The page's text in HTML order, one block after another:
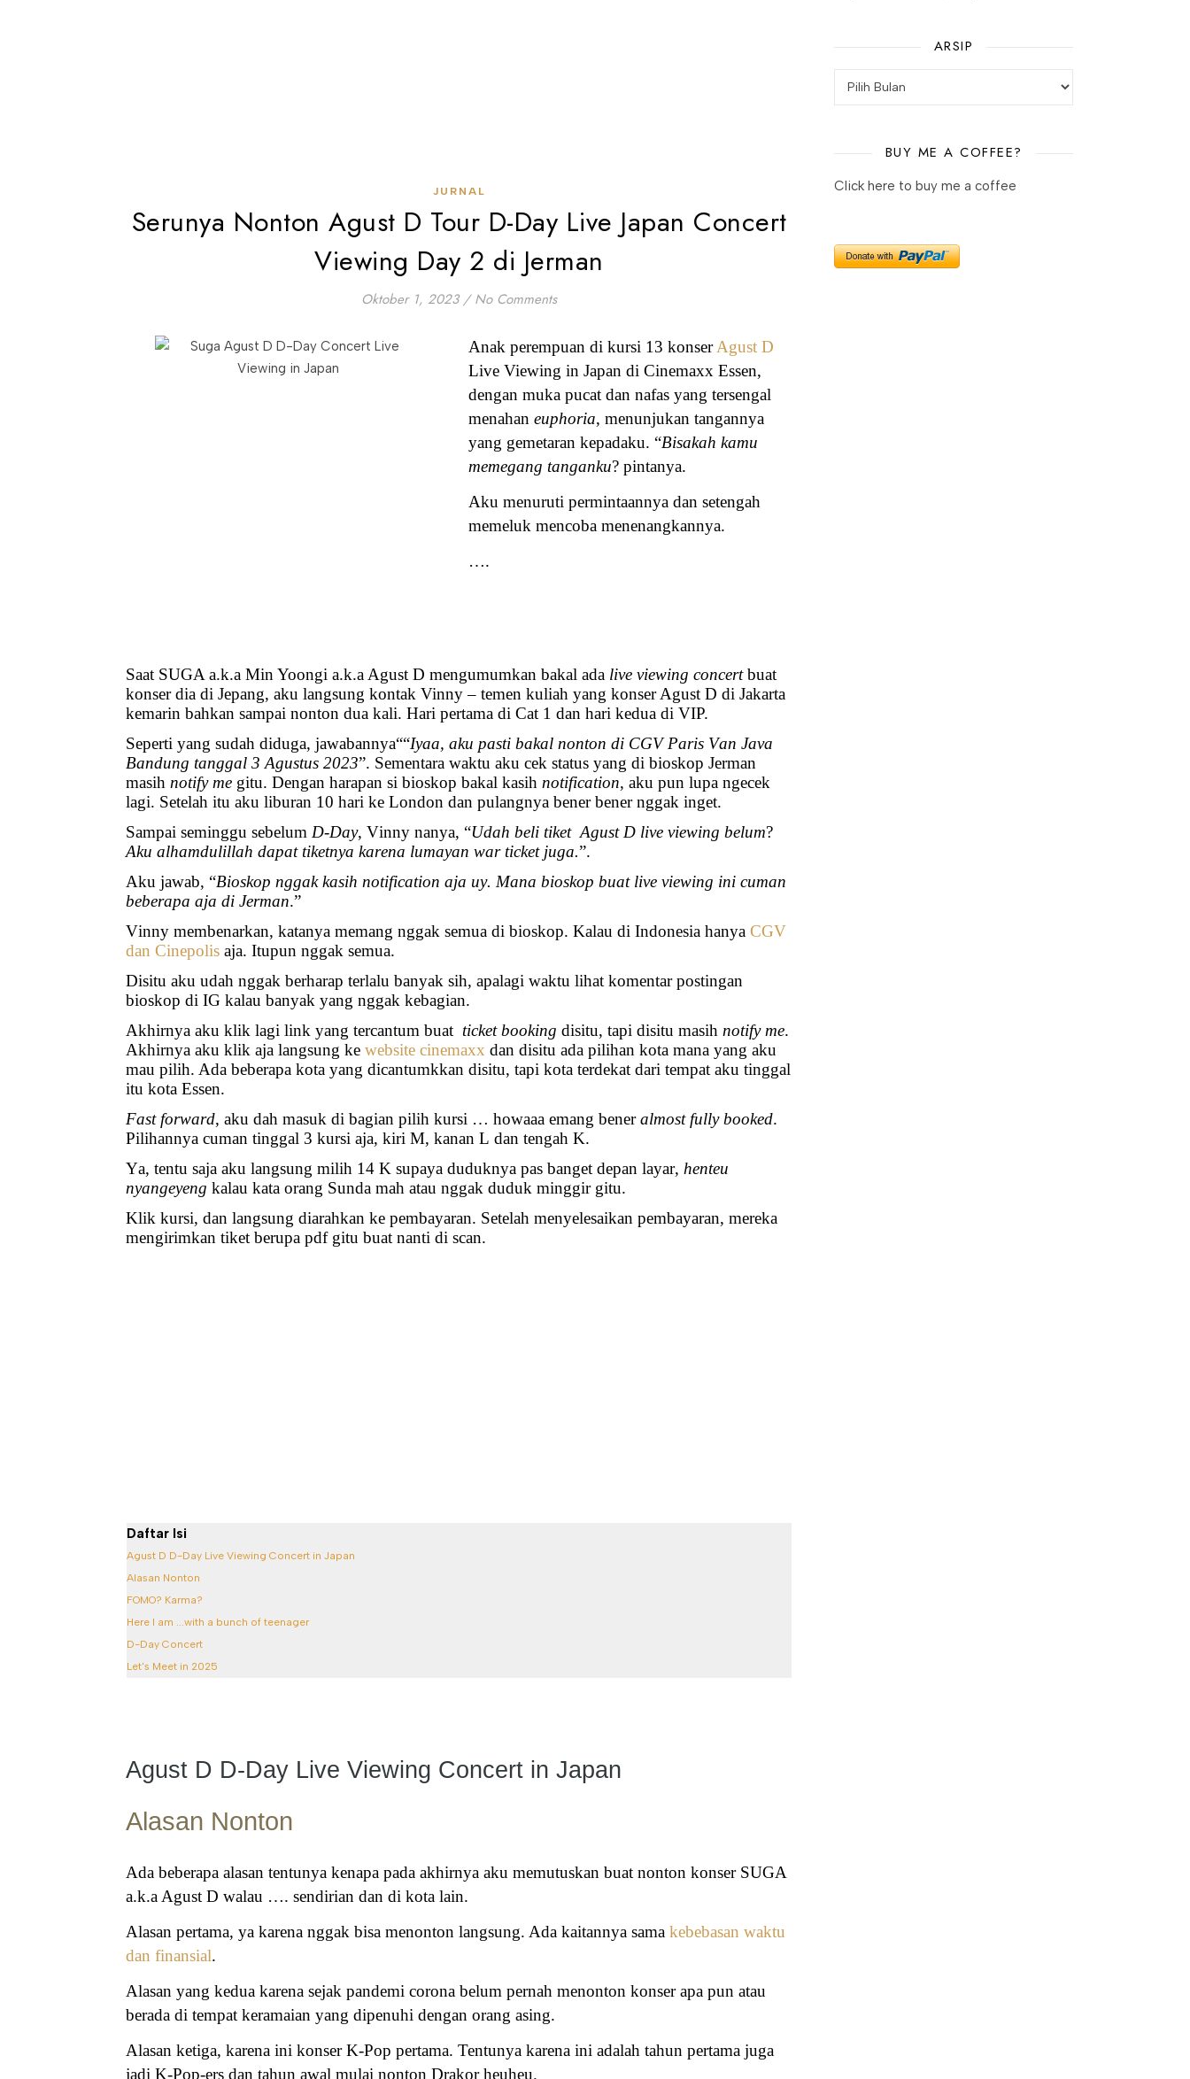
JURNAL
Serunya Nonton Agust D Tour D-Day Live Japan Concert
Viewing Day 2 di Jerman
Oktober 1, 2023 / No Comments
Anak perempuan di kursi 13 konserAgust D
Live Viewing in Japan di Cinemaxx Essen,
dengan muka pucat dan nafas yang tersengal
menahan euphoria, menunjukan tangannya
yang gemetaran kepadaku. “Bisakah kamu
memegang tanganku? pintanya.
Aku menuruti permintaannya dan setengah
memeluk mencoba menenangkannya.
….
Saat SUGA a.k.a Min Yoongi a.k.a Agust D mengumumkan bakal ada live viewing concertbuat
konser dia di Jepang, aku langsung kontak Vinny – temen kuliah yang konser Agust D di Jakarta
kemarin bahkan sampai nonton dua kali. Hari pertama di Cat 1 dan hari kedua di VIP.
Seperti yang sudah diduga, jawabannya““Iyaa, aku pasti bakal nonton di CGV Paris Van Java
Bandung tanggal 3 Agustus 2023”. Sementara waktu aku cek status yang di bioskop Jerman
masih notify me gitu. Dengan harapan si bioskop bakal kasih notification, aku pun lupa ngecek
lagi. Setelah itu aku liburan 10 hari ke London dan pulangnya bener bener nggak inget.
Sampai seminggu sebelum D-Day, Vinny nanya, “Udah beli tiket Agust D live viewing belum?
Aku alhamdulillah dapat tiketnya karena lumayan war ticket juga.”.
Aku jawab, “Bioskop nggak kasih notification aja uy. Mana bioskop buat live viewing ini cuman
beberapa aja di Jerman.”
Vinny membenarkan, katanya memang nggak semua di bioskop. Kalau di Indonesia hanya CGV
dan Cinepolis aja. Itupun nggak semua.
Disitu aku udah nggak berharap terlalu banyak sih, apalagi waktu lihat komentar postingan
bioskop di IG kalau banyak yang nggak kebagian.
Akhirnya aku klik lagi link yang tercantum buat ticketbooking disitu, tapi disitu masih notify me.
Akhirnya aku klik aja langsung ke website cinemaxx dan disitu ada pilihan kota mana yang aku
mau pilih. Ada beberapa kota yang dicantumkkan disitu, tapi kota terdekat dari tempat aku tinggal
itu kota Essen.
Fast forward, aku dah masuk di bagian pilih kursi … howaaa emang beneralmost fully booked.
Pilihannya cuman tinggal 3 kursi aja, kiri M, kanan L dan tengah K.
Ya, tentu saja aku langsung milih 14 K supaya duduknya pas banget depan layar, henteu
nyangeyeng kalau kata orang Sunda mah atau nggak duduk minggir gitu.
Klik kursi, dan langsung diarahkan ke pembayaran. Setelah menyelesaikan pembayaran, mereka
mengirimkan tiket berupa pdf gitu buat nanti di scan.
Daftar Isi
Agust D D-Day Live Viewing Concert in Japan
Alasan Nonton
FOMO? Karma?
Here I am ...with a bunch of teenager
D-Day Concert
Let's Meet in 2025
Agust D D-Day Live Viewing Concert in Japan
Alasan Nonton
Ada beberapa alasan tentunya kenapa pada akhirnya aku memutuskan buat nonton konser SUGA
a.k.a Agust D walau …. sendirian dan di kota lain.
Alasan pertama, ya karena nggak bisa menonton langsung. Ada kaitannya sama kebebasan waktu
dan finansial.
Alasan yang kedua karena sejak pandemi corona belum pernah menonton konser apa pun atau
berada di tempat keramaian yang dipenuhi dengan orang asing.
Alasan ketiga, karena ini konser K-Pop pertama. Tentunya karena ini adalah tahun pertama juga
jadi K-Pop-ers dan tahun awal mulai nonton Drakor heuheu.
ARSIP
BUY ME A COFFEE?
Click here to buy me a coffee